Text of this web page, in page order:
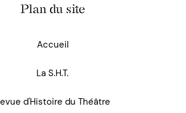
Plan du site
Accueil
La S.H.T.
d'Histoire du Théâtre